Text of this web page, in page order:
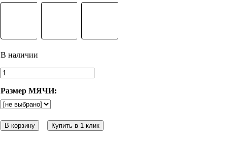
Размер МЯЧИ:
В корзину Купить в 1 клик